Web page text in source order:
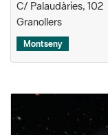
C/ Palaudàries, 102
Granollers
Montseny